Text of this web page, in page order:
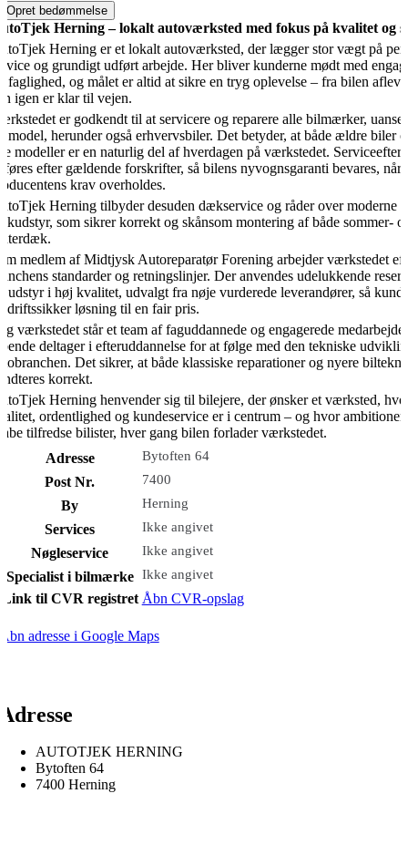
Opret bedømmelse
Herning – lokalt autoværksted med fokus på kvalitet og
Herning er et lokalt autoværksted, der lægger stor vægt på
og grundigt udført arbejde. Her bliver kunderne mødt med
faglighed, og målet er altid at sikre en tryg oplevelse – fra bilen
igen er klar til vejen.
er godkendt til at servicere og reparere alle bilmærker,
model, herunder også erhvervsbiler. Det betyder, at både ældre biler
modeller er en naturlig del af hverdagen på værkstedet.
efter gældende forskrifter, så bilens nyvognsgaranti bevares, når
krav overholdes.
Herning tilbyder desuden dækservice og råder over moderne
som sikrer korrekt og skånsom montering af både sommer-
medlem af Midtjysk Autoreparatør Forening arbejder værkstedet
standarder og retningslinjer. Der anvendes udelukkende
udstyr i høj kvalitet, udvalgt fra nøje vurderede leverandører, så
driftssikker løsning til en fair pris.
værkstedet står et team af faguddannede og engagerede
deltager i efteruddannelse for at følge med den tekniske
Det sikrer, at både klassiske reparationer og nyere
korrekt.
Herning henvender sig til bilejere, der ønsker et værksted,
ordentlighed og kundeservice er i centrum – og hvor
tilfredse bilister, hver gang bilen forlader værkstedet.
Adresse
Bytoften 64
Post Nr. 7400
By Herning
Services Ikke angivet
Nøgleservice Ikke angivet
Specialist i bilmærke Ikke angivet
Link til CVR registret Åbn CVR-opslag
adresse i Google Maps
AUTOTJEK HERNING
Bytoften 64
7400 Herning